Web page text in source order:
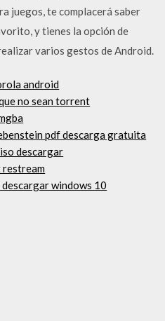
juegos, te complacerá saber
y tienes la opción de
varios gestos de Android.
android
no sean torrent
pdf descarga gratuita
descargar
restream
windows 10